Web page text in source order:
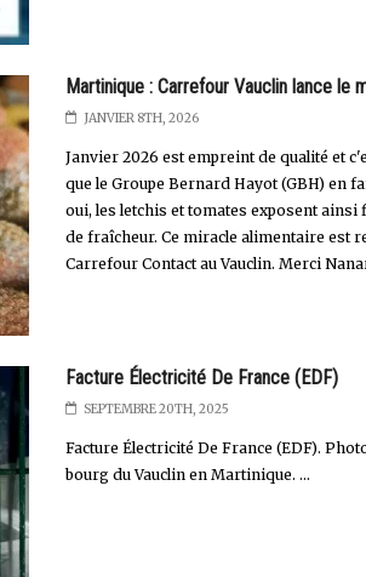
Martinique : Carrefour Vauclin lance le
JANVIER 8TH, 2026
Janvier 2026 est empreint de qualité et
que le Groupe Bernard Hayot (GBH) en
oui, les letchis et tomates exposent ainsi
de fraîcheur. Ce miracle alimentaire est
Carrefour Contact au Vauclin. Merci
Facture Électricité De France (EDF)
SEPTEMBRE 20TH, 2025
Facture Électricité De France (EDF).
bourg du Vauclin en Martinique. ...